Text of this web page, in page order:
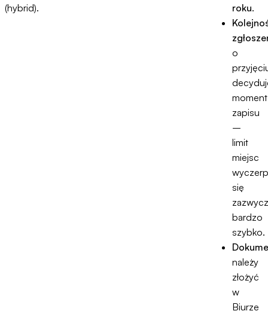
(hybrid).
roku.
o
moment
zapisu
–
limit
miejsc
się
bardzo
szybko.
należy
złożyć
w
Biurze